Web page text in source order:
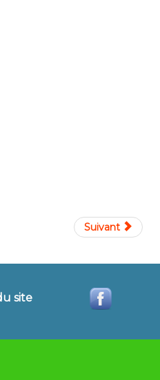
Suivant
site